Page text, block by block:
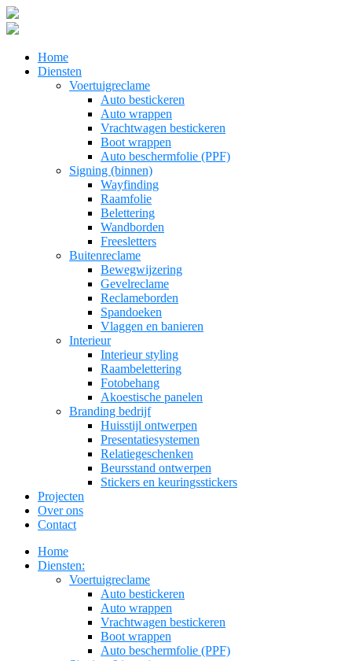
Home
Diensten
Voertuigreclame
Auto bestickeren
Auto wrappen
Vrachtwagen bestickeren
Boot wrappen
Auto beschermfolie (PPF)
Signing (binnen)
Wayfinding
Raamfolie
Belettering
Wandborden
Freesletters
Buitenreclame
Bewegwijzering
Gevelreclame
Reclameborden
Spandoeken
Vlaggen en banieren
Interieur
Interieur styling
Raambelettering
Fotobehang
Akoestische panelen
Branding bedrijf
Huisstijl ontwerpen
Presentatiesystemen
Relatiegeschenken
Beursstand ontwerpen
Stickers en keuringsstickers
Projecten
Over ons
Contact
Home
Diensten:
Voertuigreclame
Auto bestickeren
Auto wrappen
Vrachtwagen bestickeren
Boot wrappen
Auto beschermfolie (PPF)